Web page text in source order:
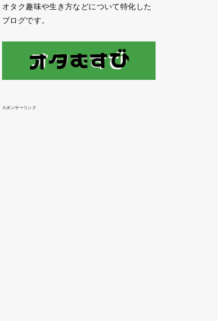
オタク趣味や生き方などについて特化した
ブログです。
スポンサーリンク